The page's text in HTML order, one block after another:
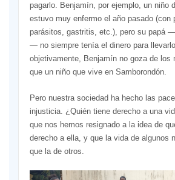
pagarlo. Benjamín, por ejemplo, un niño
estuvo muy enfermo el año pasado (con
parásitos, gastritis, etc.), pero su papá
— no siempre tenía el dinero para
objetivamente, Benjamín no goza de los
que un niño que vive en Samborondón.
Pero nuestra sociedad ha hecho las
injusticia. ¿Quién tiene derecho a una
que nos hemos resignado a la idea de
derecho a ella, y que la vida de algunos
que la de otros.